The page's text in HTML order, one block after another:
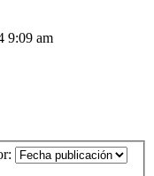
9:09 am